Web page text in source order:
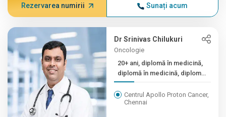
Rezervarea numirii Sunați acum
Dr Srinivas Chilukuri
Oncologie
20+ ani, diplomă în medicină,
diplomă în medicină, diplomă
în criză postdoctorală
Centrul Apollo Proton Cancer,
Chennai